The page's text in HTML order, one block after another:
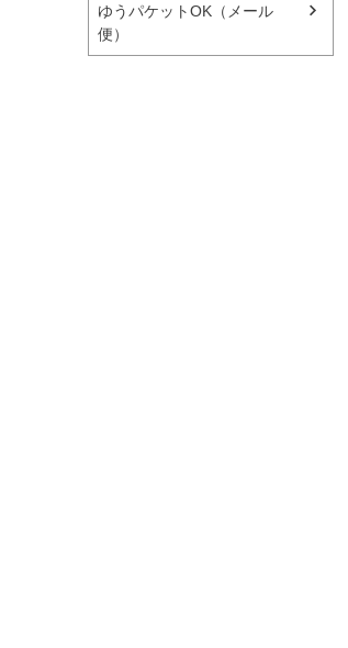
ゆうパケットOK（メール
便）